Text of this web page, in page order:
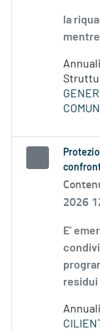
la
2026
E’
residui